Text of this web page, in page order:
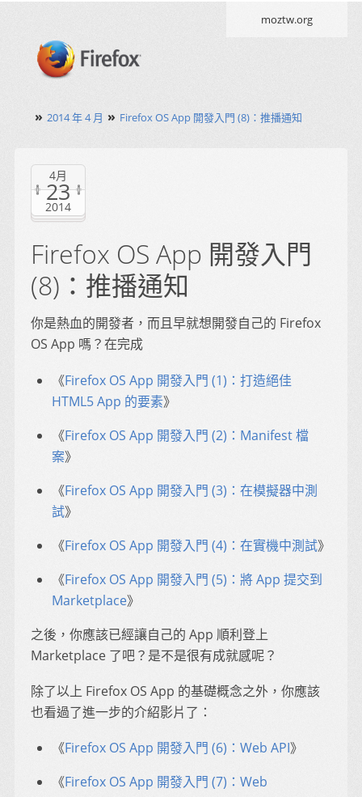
moztw.org
» 2014 年 4 月 » Firefox OS App 開發入門 (8)：推播通知
4月
23
2014
Firefox OS App 開發入門
(8)：推播通知
你是熱血的開發者，而且早就想開發自己的 Firefox
OS App 嗎？在完成
《Firefox OS App 開發入門 (1)：打造絕佳
HTML5 App 的要素》
《Firefox OS App 開發入門 (2)：Manifest 檔
案》
《Firefox OS App 開發入門 (3)：在模擬器中測
試》
《Firefox OS App 開發入門 (4)：在實機中測試》
《Firefox OS App 開發入門 (5)：將 App 提交到
Marketplace》
之後，你應該已經讓自己的 App 順利登上
Marketplace 了吧？是不是很有成就感呢？
除了以上 Firefox OS App 的基礎概念之外，你應該
也看過了進一步的介紹影片了：
《Firefox OS App 開發入門 (6)：Web API》
《Firefox OS App 開發入門 (7)：Web